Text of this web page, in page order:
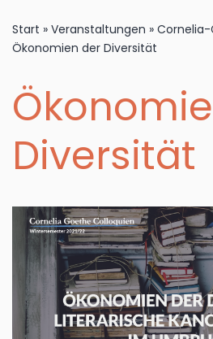
Start » Veranstaltungen »
Ökonomien der Diversität
Diversität